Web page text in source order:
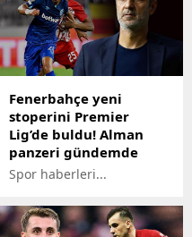
Fenerbahçe yeni
stoperini Premier
Lig’de buldu! Alman
panzeri gündemde
Spor haberleri...
ara transfer dönemi için
çalışmalarını hızlandırdı.